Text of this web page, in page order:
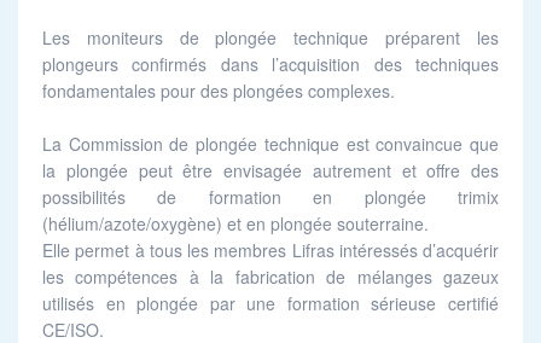
Les moniteurs de plongée technique préparent les
plongeurs confirmés dans l’acquisition des techniques
fondamentales pour des plongées complexes.
La Commission de plongée technique est convaincue que
la plongée peut être envisagée autrement et offre des
possibilités de formation en plongée trimix
(hélium/azote/oxygène) et en plongée souterraine.
Elle permet à tous les membres Lifras intéressés d’acquérir
les compétences à la fabrication de mélanges gazeux
utilisés en plongée par une formation sérieuse certifié
CE/ISO.